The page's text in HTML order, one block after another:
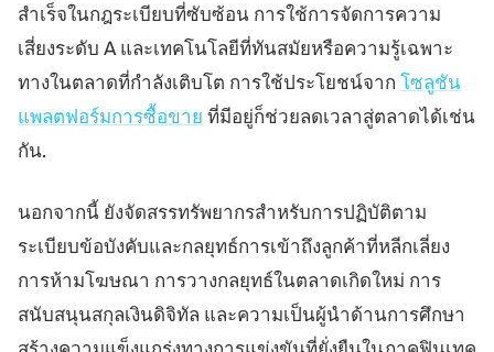
สำเร็จในกฎระเบียบที่ซับซ้อน การใช้การจัดการความ
เสี่ยงระดับ A และเทคโนโลยีที่ทันสมัยหรือความรู้เฉพาะ
ทางในตลาดที่กำลังเติบโต การใช้ประโยชน์จาก โซลูชัน
แพลตฟอร์มการซื้อขาย ที่มีอยู่ก็ช่วยลดเวลาสู่ตลาดได้เช่น
กัน.
นอกจากนี้ ยังจัดสรรทรัพยากรสำหรับการปฏิบัติตาม
ระเบียบข้อบังคับและกลยุทธ์การเข้าถึงลูกค้าที่หลีกเลี่ยง
การห้ามโฆษณา การวางกลยุทธ์ในตลาดเกิดใหม่ การ
สนับสนุนสกุลเงินดิจิทัล และความเป็นผู้นำด้านการศึกษา